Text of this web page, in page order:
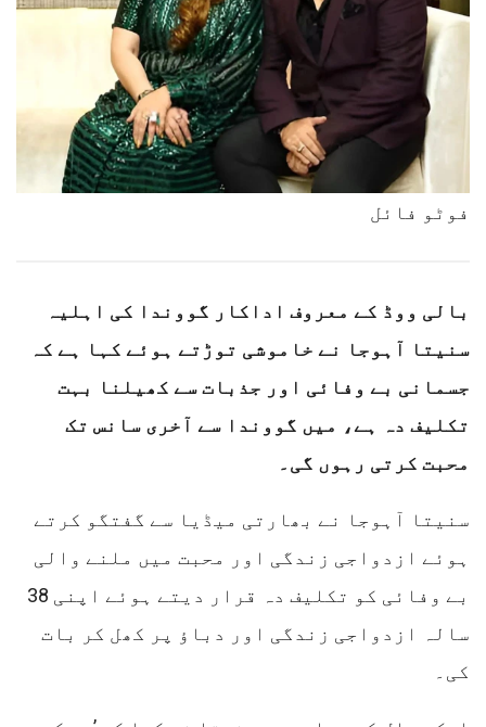
فوٹو فائل
بالی ووڈ کے معروف اداکار گووندا کی اہلیہ
سنیتا آہوجا نے خاموشی توڑتے ہوئے کہا ہے کہ
جسمانی بے وفائی اور جذبات سے کھیلنا بہت
تکلیف دہ ہے، میں گووندا سے آخری سانس تک
محبت کرتی رہوں گی۔
سنیتا آہوجا نے بھارتی میڈیا سے گفتگو کرتے
ہوئے ازدواجی زندگی اور محبت میں ملنے والی
بے وفائی کو تکلیف دہ قرار دیتے ہوئے اپنی 38
سالہ ازدواجی زندگی اور دباؤ پر کھل کر بات
کی۔